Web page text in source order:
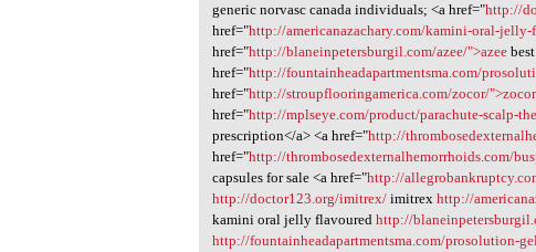
generic norvasc canada individuals; <a href="http://
href="http://americanazachary.com/kamini-oral-
href="http://blaneinpetersburgil.com/azee/">azee
href="http://fountainheadapartmentsma.com/
href="http://stroupflooringamerica.com/zocor/">zocor
href="http://mplseye.com/product/parachute-scalp-
prescription</a> <a href="http://
href="http://thrombosedexternalhemorrhoids.com/
capsules for sale <a href="http://
http://doctor123.org/imitrex/ imitrexhttp://
kamini oral jelly flavouredhttp://
http://fountainheadapartmentsma.com/prosolution-